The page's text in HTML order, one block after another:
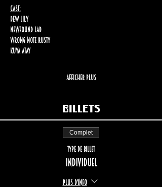
CAST:
Dew Lily
Newfound Lad
Wrong Note Rusty
Kuya Atay
Afficher plus
Billets
Complet
Type de billet
Individuel
Plus d'info